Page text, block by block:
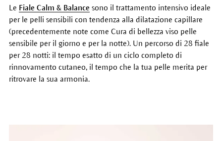
Le Fiale Calm & Balance sono il trattamento intensivo ideale
per le pelli sensibili con tendenza alla dilatazione capillare
(precedentemente note come Cura di bellezza viso pelle
sensibile per il giorno e per la notte). Un percorso di 28 fiale
per 28 notti: il tempo esatto di un ciclo completo di
rinnovamento cutaneo, il tempo che la tua pelle merita per
ritrovare la sua armonia.